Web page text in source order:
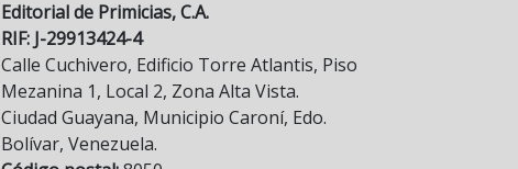
Editorial de Primicias, C.A.
RIF: J-29913424-4
Calle Cuchivero, Edificio Torre Atlantis, Piso
Mezanina 1, Local 2, Zona Alta Vista.
Ciudad Guayana, Municipio Caroní, Edo.
Bolívar, Venezuela.